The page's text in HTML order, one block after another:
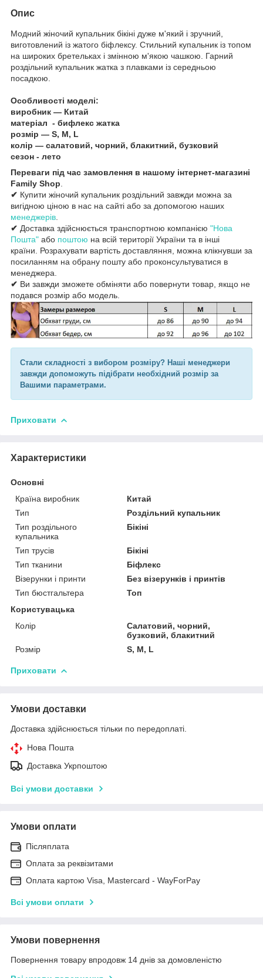
Опис
Модний жіночий купальник бікіні дуже м'який і зручний,
виготовлений із жатого біфлексу. Стильний купальник із топом
на широких бретельках і змінною м'якою чашкою. Гарний
роздільний купальник жатка з плавками із середньою
посадкою.
Особливості моделі:
виробник — Китай
матеріал - бифлекс жатка
розмір — S, M, L
колір — салатовий, чорний, блакитний, бузковий
сезон - лето
Переваги під час замовлення в нашому інтернет-магазині
Family Shop
✔ Купити жіночий купальник роздільний завжди можна за
вигідною ціною в нас на сайті або за допомогою наших
менеджерів
✔ Доставка здійснюється транспортною компанією "Нова
Пошта" або поштою на всій території України та в інші
країни. Розрахувати вартість доставляння, можна клікнувши за
посиланням на обрану пошту або проконсультуватися в
менеджера.
✔ Ви завжди зможете обміняти або повернути товар, якщо не
подався розмір або модель.
Стали складності з вибором розміру? Наші менеджери
завжди допоможуть підібрати необхідний розмір за
Вашими параметрами.
Приховати
Характеристики
Основні
Країна виробник
Китай
Тип
Роздільний купальник
Тип роздільного
купальника
Бікіні
Тип трусів
Бікіні
Тип тканини
Біфлекс
Візерунки і принти
Без візерунків і принтів
Тип бюстгальтера
Топ
Користувацька
Колір
Салатовий, чорний,
бузковий, блакитний
Розмір
S, M, L
Приховати
Умови доставки
Доставка здійснюється тільки по передоплаті.
Нова Пошта
Доставка Укрпоштою
Всі умови доставки
Умови оплати
Післяплата
Оплата за реквізитами
Оплата картою Visa, Mastercard - WayForPay
Всі умови оплати
Умови повернення
Повернення товару впродовж 14 днів за домовленістю